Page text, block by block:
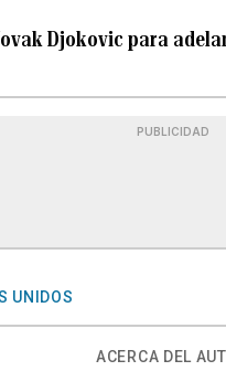
Djokovic para
PUBLICIDAD
UNIDOS
ACERCA DEL